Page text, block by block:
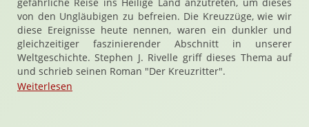
von den Ungläubigen zu befreien. Die Kreuzzüge, wie wir
diese Ereignisse heute nennen, waren ein dunkler und
gleichzeitiger faszinierender Abschnitt in unserer
Weltgeschichte. Stephen J. Rivelle griff dieses Thema auf
und schrieb seinen Roman "Der Kreuzritter".
Weiterlesen